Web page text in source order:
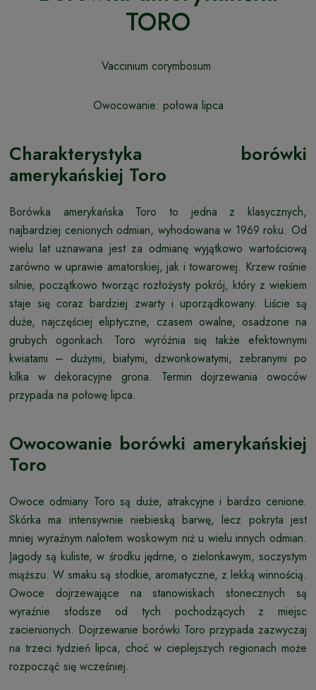
TORO
Vaccinium corymbosum
Owocowanie: połowa lipca
Charakterystyka borówki
amerykańskiej Toro
Borówka amerykańska Toro to jedna z klasycznych,
najbardziej cenionych odmian, wyhodowana w 1969 roku. Od
wielu lat uznawana jest za odmianę wyjątkowo wartościową
zarówno w uprawie amatorskiej, jak i towarowej. Krzew rośnie
silnie, początkowo tworząc rozłożysty pokrój, który z wiekiem
staje się coraz bardziej zwarty i uporządkowany. Liście są
duże, najczęściej eliptyczne, czasem owalne, osadzone na
grubych ogonkach. Toro wyróżnia się także efektownymi
kwiatami – dużymi, białymi, dzwonkowatymi, zebranymi po
kilka w dekoracyjne grona. Termin dojrzewania owoców
przypada na połowę lipca.
Owocowanie borówki amerykańskiej
Toro
Owoce odmiany Toro są duże, atrakcyjne i bardzo cenione.
Skórka ma intensywnie niebieską barwę, lecz pokryta jest
mniej wyraźnym nalotem woskowym niż u wielu innych odmian.
Jagody są kuliste, w środku jędrne, o zielonkawym, soczystym
miąższu. W smaku są słodkie, aromatyczne, z lekką winnością.
Owoce dojrzewające na stanowiskach słonecznych są
wyraźnie słodsze od tych pochodzących z miejsc
zacienionych. Dojrzewanie borówki Toro przypada zazwyczaj
na trzeci tydzień lipca, choć w cieplejszych regionach może
rozpocząć się wcześniej.